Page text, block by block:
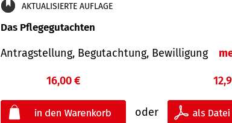
AKTUALISIERTE AUFLAGE
Das Pflegegutachten
Antragstellung, Begutachtung, Bewilligung
16,00 €
oder